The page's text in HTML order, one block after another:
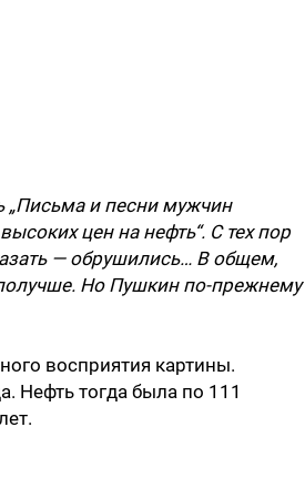
„Письма и песни мужчин
цен на нефть“. С тех пор
— обрушились… В общем,
Но Пушкин по-прежнему
восприятия картины.
Нефть тогда была по 111